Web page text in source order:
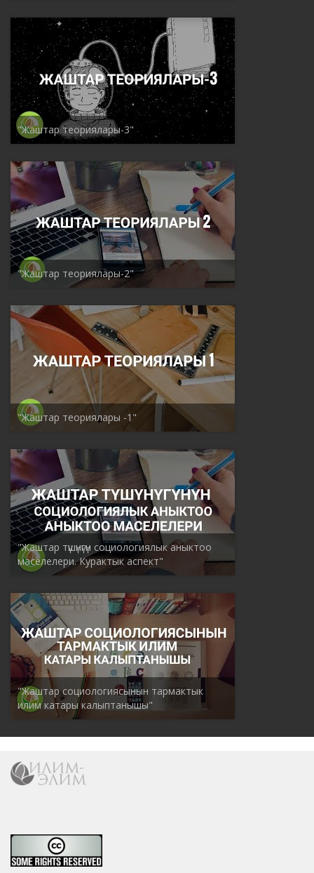
"Жаштар теориялары-3"
"Жаштар теориялары-2"
"Жаштар теориялары -1"
"Жаштар түшүнүгүн социологиялык аныктоо
маселелери. Курактык аспект"
"Жаштар социологиясынын тармактык
илим катары калыптанышы"